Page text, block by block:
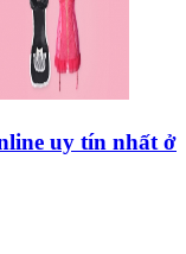
uy tín nhất ở